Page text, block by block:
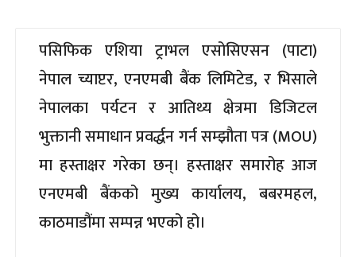
पसिफिक एशिया ट्राभल एसोसिएसन (पाटा)
नेपाल च्याप्टर, एनएमबी बैंक लिमिटेड, र भिसाले
नेपालका पर्यटन र आतिथ्य क्षेत्रमा डिजिटल
भुक्तानी समाधान प्रवर्द्धन गर्न सम्झौता पत्र (MOU)
मा हस्ताक्षर गरेका छन्। हस्ताक्षर समारोह आज
एनएमबी बैंकको मुख्य कार्यालय, बबरमहल,
काठमाडौंमा सम्पन्न भएको हो।